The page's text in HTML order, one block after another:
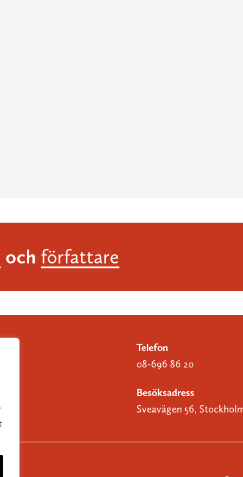
och författare
Telefon
08-696 86 20
Besöksadress
Sveavägen 56,